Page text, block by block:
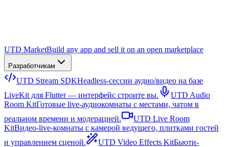
UTD MarketBuild any app and sell it on an open marketplace
Разработчикам
UTD Stream SDKHeadless-сессии аудио/видео на базе
LiveKit для Flutter — интерфейс строите вы.
UTD Audio
Room KitГотовые live-аудиокомнаты с местами, чатом в
реальном времени и модерацией.
UTD Live Room
KitВидео-live-комнаты с камерой ведущего, плитками гостей
и управлением сценой.
UTD Video Effects KitБьюти-